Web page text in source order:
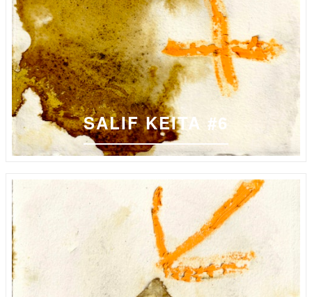
SALIF KEITA #6